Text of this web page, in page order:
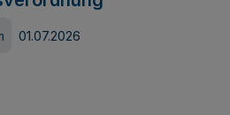
01.07.2026